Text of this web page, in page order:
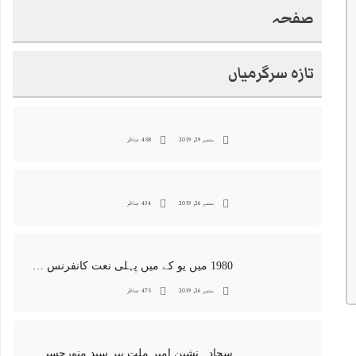
صفحہ
تازہ سرگرمیاں
ستمبر 29, 2019 458 مناظر
ستمبر 26, 2019 434 مناظر
ستمبر 26, 2019 475 مناظر
سجادہ نشین امیر ملت پیر سید منورحسین شاہ جماعتی کی خصوصی تصاویر